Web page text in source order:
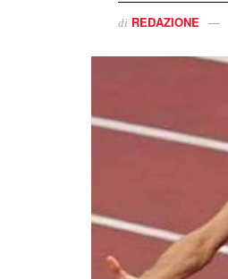
di REDAZIONE